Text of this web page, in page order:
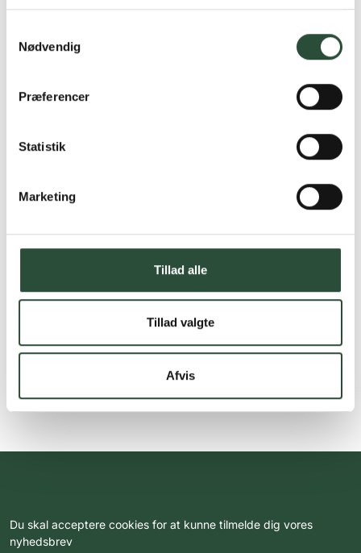
Nødvendig
Præferencer
Statistik
Marketing
Tillad alle
Tillad valgte
Afvis
Du skal acceptere cookies for at kunne tilmelde dig vores
nyhedsbrev